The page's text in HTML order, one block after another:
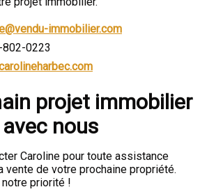
immobilier.com
0223
projet immobilier
nous
Caroline pour toute assistance
vente de votre prochaine propriété.
priorité !